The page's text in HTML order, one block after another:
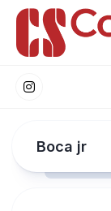
Skip
content
Boca jr